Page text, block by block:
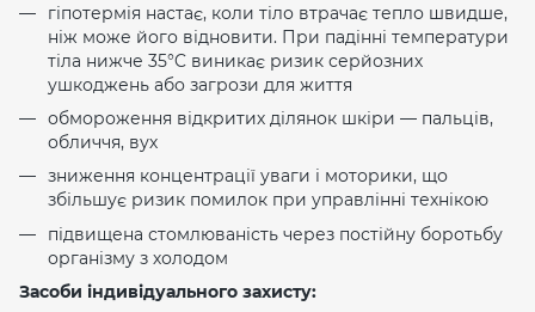
гіпотермія настає, коли тіло втрачає тепло швидше,
ніж може його відновити. При падінні температури
тіла нижче 35°C виникає ризик серйозних
ушкоджень або загрози для життя
обмороження відкритих ділянок шкіри — пальців,
обличчя, вух
зниження концентрації уваги і моторики, що
збільшує ризик помилок при управлінні технікою
підвищена стомлюваність через постійну боротьбу
організму з холодом
Засоби індивідуального захисту: